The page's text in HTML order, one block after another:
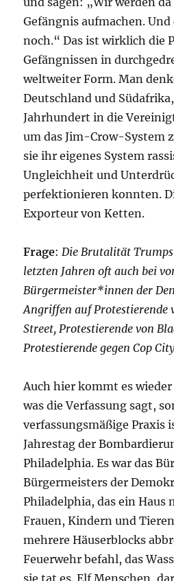
Gefängnis aufmachen. Und
noch.“ Das ist wirklich die
Gefängnissen in
weltweiter Form. Man
Deutschland und
Jahrhundert in die
um das Jim-Crow-System
sie ihr eigenes System
Ungleichheit und
perfektionieren konnten.
Exporteur von Ketten.
Frage: Die Brutalität
letzten Jahren oft auch bei
Bürgermeister*innen der
Angriffen auf Protestierende
Street, Protestierende von
Protestierende gegen Cop
Auch hier kommt es
was die Verfassung sagt,
verfassungsmäßige Praxis
Jahrestag der
Philadelphia. Es war das
Bürgermeisters der
Philadelphia, das ein Haus
Frauen, Kindern und
mehrere Häuserblocks
Feuerwehr befahl, das
sie tat es. Elf Menschen,